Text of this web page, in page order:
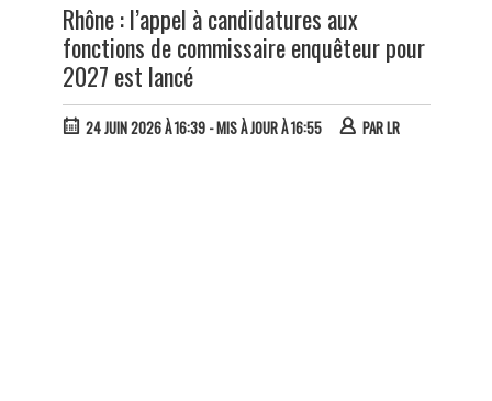
Rhône : l’appel à candidatures aux
fonctions de commissaire enquêteur pour
2027 est lancé
24 JUIN 2026 À 16:39- MIS À JOUR À 16:55 PARLR